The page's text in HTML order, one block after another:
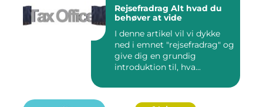
Rejsefradrag Alt hvad du
behøver at vide
I denne artikel vil vi dykke
ned i emnet "rejsefradrag" og
give dig en grundig
introduktion til, hva...